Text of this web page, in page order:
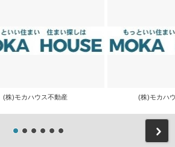
(株)モカハウス不動産 (株)モカハ